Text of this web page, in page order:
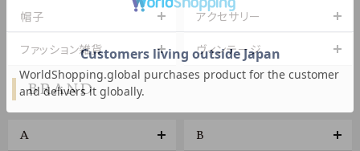
帽子 アクセサリー
ファッション雑貨 ヴィンテージ
BRAND
A B